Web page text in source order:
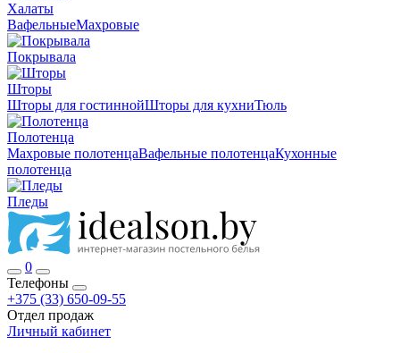
Халаты
ВафельныеМахровые
Покрывала
Шторы
Шторы для гостиннойШторы для кухниТюль
Полотенца
Махровые полотенцаВафельные полотенцаКухонные
полотенца
Пледы
0
Телефоны
+375 (33) 650-09-55
Отдел продаж
Личный кабинет